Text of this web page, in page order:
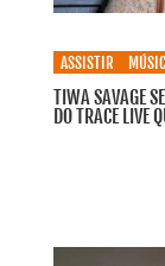
ASSISTIR
TIWA SAVAGE
DO TRACE LIVE